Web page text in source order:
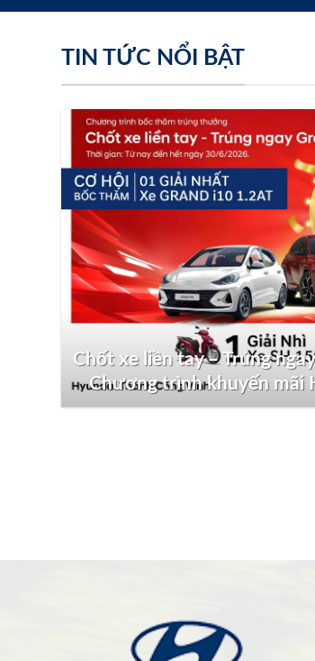
TIN TỨC NỔI BẬT
Chốt xe liền tay – Trúng
Chương trình khuyến mãi